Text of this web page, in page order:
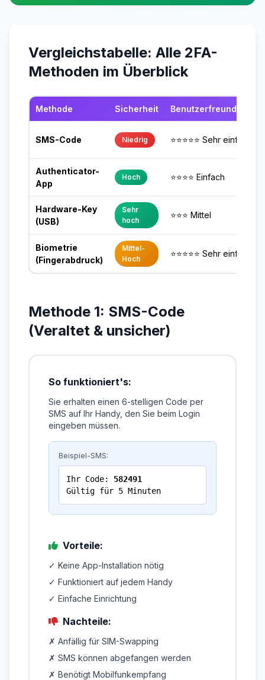
Vergleichstabelle: Alle 2FA-
Methoden im Überblick
Methode Sicherheit
SMS-Code Niedrig ⭐⭐⭐⭐⭐ Sehr einfach
Authenticator-
App
Hoch ⭐⭐⭐⭐ Einfach
Hardware-Key
(USB)
Sehr
hoch
⭐⭐⭐ Mittel
Biometrie
(Fingerabdruck)
Mittel-
Hoch
⭐⭐⭐⭐⭐ Sehr einfach
Methode 1: SMS-Code
(Veraltet & unsicher)
So funktioniert's:
Sie erhalten einen 6-stelligen Code per
SMS auf Ihr Handy, den Sie beim Login
eingeben müssen.
Beispiel-SMS:
Ihr Code: 582491
Gültig für 5 Minuten
Vorteile:
✓ Keine App-Installation nötig
✓ Funktioniert auf jedem Handy
✓ Einfache Einrichtung
Nachteile:
✗ Anfällig für SIM-Swapping
✗ SMS können abgefangen werden
✗ Benötigt Mobilfunkempfang